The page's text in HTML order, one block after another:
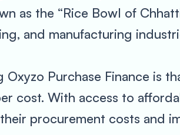
as the “Rice Bowl of
and manufacturing
Purchase Finance is
cost. With access to
procurement costs and